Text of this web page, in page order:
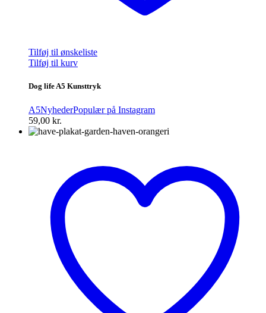
Tilføj til ønskeliste
Tilføj til kurv
Dog life A5 Kunsttryk
A5NyhederPopulær på Instagram
59,00 kr.